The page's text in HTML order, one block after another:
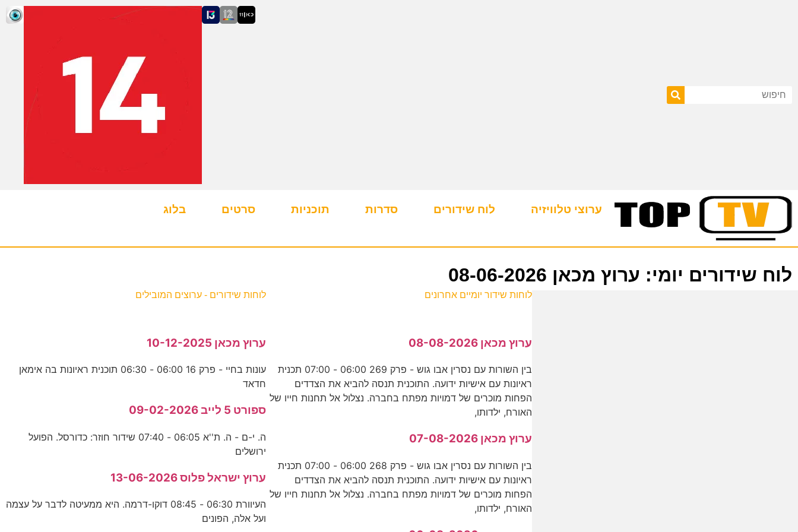
ערוצי טלוויזיה לוח שידורים סדרות תוכניות סרטים בלוג
לוח שידורים יומי: ערוץ מכאן 08-06-2026
לוחות שידור יומיים אחרונים
ערוץ מכאן 08-08-2026
בין השורות עם נסרין אבו גוש - פרק 269 06:00 - 07:00 תכנית
ראיונות עם אישיות ידועה. התוכנית תנסה להביא את הצדדים
הפחות מוכרים של דמויות מפתח בחברה. נצלול אל תחנות חייו של
האורח, ילדותו,
ערוץ מכאן 07-08-2026
בין השורות עם נסרין אבו גוש - פרק 268 06:00 - 07:00 תכנית
ראיונות עם אישיות ידועה. התוכנית תנסה להביא את הצדדים
הפחות מוכרים של דמויות מפתח בחברה. נצלול אל תחנות חייו של
האורח, ילדותו,
לוחות שידורים - ערוצים המובילים
ערוץ מכאן 10-12-2025
עונות בחיי - פרק 16 06:00 - 06:30 תוכנית ראיונות בה אימאן
חדאד
ספורט 5 לייב 09-02-2026
ה. י-ם - ה. ת''א 06:05 - 07:40 שידור חוזר: כדורסל. הפועל
ירושלים
ערוץ ישראל פלוס 13-06-2026
העיוורת 06:30 - 08:45 דוקו-דרמה. היא ממעיטה לדבר על עצמה
ועל אלה, הפונים